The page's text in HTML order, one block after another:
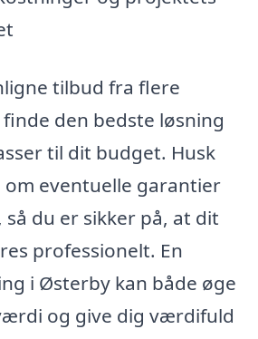
tilbud fra flere
den bedste løsning
til dit budget. Husk
om eventuelle garantier
du er sikker på, at dit
professionelt. En
i Østerby kan både øge
og give dig værdifuld